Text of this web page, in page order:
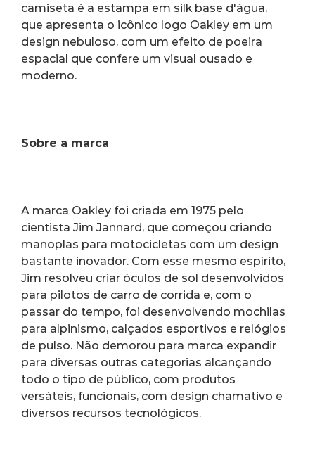
camiseta é a estampa em silk base d'água,
que apresenta o icônico logo Oakley em um
design nebuloso, com um efeito de poeira
espacial que confere um visual ousado e
moderno.
Sobre a marca
A marca Oakley foi criada em 1975 pelo
cientista Jim Jannard, que começou criando
manoplas para motocicletas com um design
bastante inovador. Com esse mesmo espírito,
Jim resolveu criar óculos de sol desenvolvidos
para pilotos de carro de corrida e, com o
passar do tempo, foi desenvolvendo mochilas
para alpinismo, calçados esportivos e relógios
de pulso. Não demorou para marca expandir
para diversas outras categorias alcançando
todo o tipo de público, com produtos
versáteis, funcionais, com design chamativo e
diversos recursos tecnológicos.